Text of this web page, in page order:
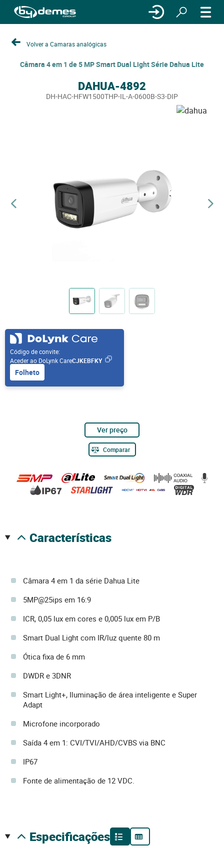
Volver a Camaras analógicas
Câmara 4 em 1 de 5 MP Smart Dual Light Série Dahua Lite
DAHUA-4892
DH-HAC-HFW1500THP-IL-A-0600B-S3-DIP
Código de convite:
Aceder ao DoLynk CareCJKEBFKY
Folheto
Ver preço
Comparar
características
Câmara 4 em 1 da série Dahua Lite
5MP@25ips em 16:9
ICR, 0,05 lux em cores e 0,005 lux em P/B
Smart Dual Light com IR/luz quente 80 m
Ótica fixa de 6 mm
DWDR e 3DNR
Smart Light+, Iluminação de área inteligente e Super
Adapt
Microfone incorporado
Saída 4 em 1: CVI/TVI/AHD/CVBS via BNC
IP67
Fonte de alimentação de 12 VDC.
especificações